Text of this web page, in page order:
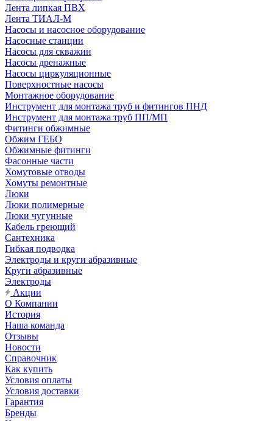
Лента липкая ПВХ
Лента ТИАЛ-М
Насосы и насосное оборудование
Насосные станции
Насосы для скважин
Насосы дренажные
Насосы циркуляционные
Поверхностные насосы
Монтажное оборудование
Инструмент для монтажа труб и фитингов ПНД
Инструмент для монтажа труб ПП/МП
Фитинги обжимные
Обжим ГЕБО
Обжимные фитинги
Фасонные части
Хомутовые отводы
Хомуты ремонтные
Люки
Люки полимерные
Люки чугунные
Кабель греющий
Сантехника
Гибкая подводка
Электроды и круги абразивные
Круги абразивные
Электроды
Акции
О Компании
История
Наша команда
Отзывы
Новости
Справочник
Как купить
Условия оплаты
Условия доставки
Гарантия
Бренды